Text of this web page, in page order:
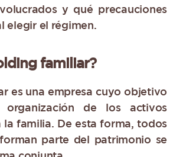
y qué precauciones
elegir el régimen.
familiar?
es una empresa cuyo objetivo
de los activos
la familia. De esta forma, todos
parte del patrimonio se